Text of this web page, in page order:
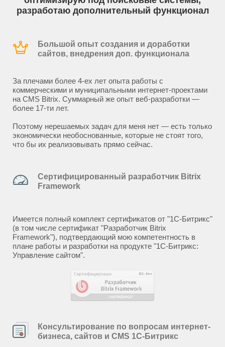
разработаю дополнительный функционал
Большой опыт создания и доработки
сайтов, внедрения доп. функционала
За плечами более 4-ех лет опыта работы с
коммерческими и муниципальными интернет-проектами
на CMS Bitrix. Суммарный же опыт веб-разработки —
более 17-ти лет.
Поэтому нерешаемых задач для меня нет — есть только
экономически необоснованные, которые не стоят того,
что бы их реализовывать прямо сейчас.
Сертифицированный разработчик Bitrix
Framework
Имеется полный комплект сертификатов от "1С-Битрикс"
(в том числе сертификат "Разработчик Bitrix
Framework"), подтвердающий мою компетентность в
плане работы и разработки на продукте "1С-Битрикс:
Управление сайтом".
Консультирование по вопросам интернет-
бизнеса, сайтов и CMS 1С-Битрикс